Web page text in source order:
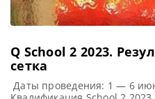
Q School 2 2023.
сетка
Даты проведения: 1 — 6